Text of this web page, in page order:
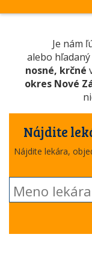
Je nám
alebo
nosné, krčné
okres Nové
Nájdite
Nájdite lekára,